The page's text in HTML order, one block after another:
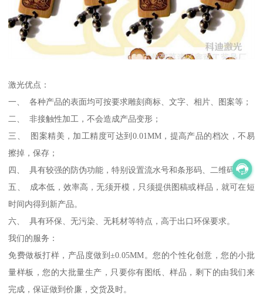
激光优点：
一、 各种产品的表面均可按要求雕刻商标、文字、相片、图案等；
二、 非接触性加工，不会造成产品变形；
三、 图案精美，加工精度可达到0.01MM，提高产品的档次，不易
擦掉，保存；
四、 具有较强的防伪功能，特别设置流水号和条形码、二维码；
五、 成本低，效率高，无须开模，只须提供图稿或样品，就可在短
时间内得到新产品。
六、 具有环保、无污染、无耗材等特点，高于出口环保要求。
我们的服务：
免费做板打样，产品度做到±0.05MM。您的个性化创意，您的小批
量样板，您的大批量生产，只要你有图纸、样品，剩下的由我们来
完成，保证做到价廉，交货及时。